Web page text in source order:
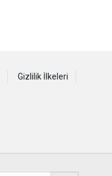
Gizlilik İlkeleri